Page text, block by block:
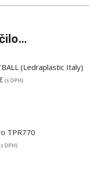
(Ledraplastic Italy)
Price
(s DPH)
TPR770
DPH)